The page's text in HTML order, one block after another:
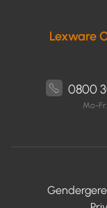
Lexware
0800
Mo-